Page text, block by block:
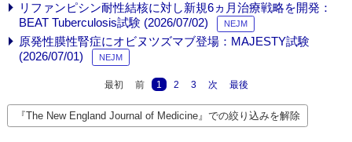
リファンピシン耐性結核に対し新規6ヵ月治療戦略を開発：
BEAT Tuberculosis試験 (2026/07/02)
NEJM
原発性膜性腎症にオビヌツズマブ登場：MAJESTY試験
(2026/07/01)
NEJM
最初 前 1 2 3 次 最後
『The New England Journal of Medicine』での絞り込みを解除